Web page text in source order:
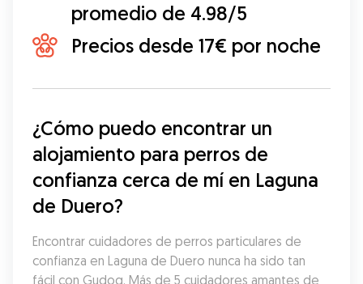
promedio de 4.98/5
Precios desde 17€ por noche
¿Cómo puedo encontrar un
alojamiento para perros de
confianza cerca de mí en Laguna
de Duero?
Encontrar cuidadores de perros particulares de
confianza en Laguna de Duero nunca ha sido tan
fácil con Gudog. Más de 5 cuidadores amantes de